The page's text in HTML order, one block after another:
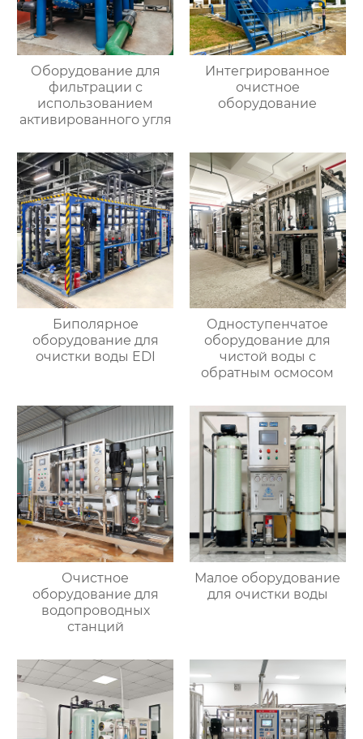
Оборудование для
фильтрации с
использованием
активированного угля
Интегрированное
очистное
оборудование
Биполярное
оборудование для
очистки воды EDI
Одноступенчатое
оборудование для
чистой воды с
обратным осмосом
Очистное
оборудование для
водопроводных
станций
Малое оборудование
для очистки воды